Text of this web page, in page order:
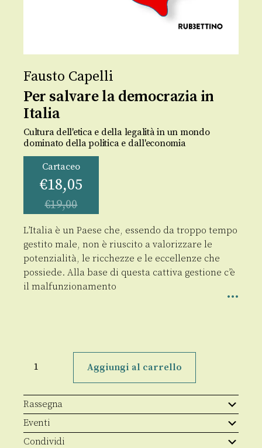
Fausto Capelli
Per salvare la democrazia in
Italia
Cultura dell'etica e della legalità in un mondo
dominato della politica e dall'economia
Cartaceo
€18,05
€19,00
L’Italia è un Paese che, essendo da troppo tempo
gestito male, non è riuscito a valorizzare le
potenzialità, le ricchezze e le eccellenze che
possiede. Alla base di questa cattiva gestione c’è
il malfunzionamento
salvare
in
Italia
quantità
Aggiungi al carrello
Rassegna
Eventi
Condividi